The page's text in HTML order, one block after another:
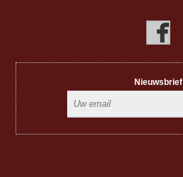
Nieuwsbrief